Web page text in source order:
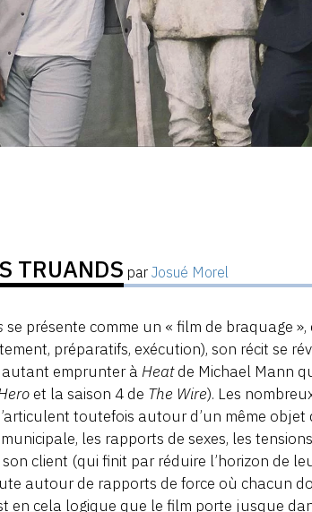
TRUANDS parJosué Morel
se présente comme un « film de braquage
préparatifs, exécution), son récit se
autant emprunter àHeatde Michael Mann
et la saison 4 de The Wire). Les
toutefois autour d’un même
les rapports de sexes, les
son client (qui finit par réduire l’horizon de
autour de rapports de force où chacun
en cela logique que le film porte jusque